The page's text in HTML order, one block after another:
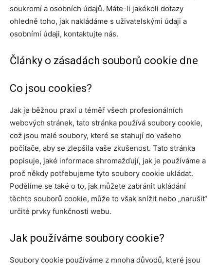
soukromí a osobních údajů. Máte-li jakékoli dotazy
ohledně toho, jak nakládáme s uživatelskými údaji a
osobními údaji, kontaktujte nás.
Články o zásadách souborů cookie dne
Co jsou cookies?
Jak je běžnou praxí u téměř všech profesionálních
webových stránek, tato stránka používá soubory cookie,
což jsou malé soubory, které se stahují do vašeho
počítače, aby se zlepšila vaše zkušenost. Tato stránka
popisuje, jaké informace shromažďují, jak je používáme a
proč někdy potřebujeme tyto soubory cookie ukládat.
Podělíme se také o to, jak můžete zabránit ukládání
těchto souborů cookie, může to však snížit nebo „narušit“
určité prvky funkčnosti webu.
Jak používáme soubory cookie?
Soubory cookie používáme z mnoha důvodů, které jsou